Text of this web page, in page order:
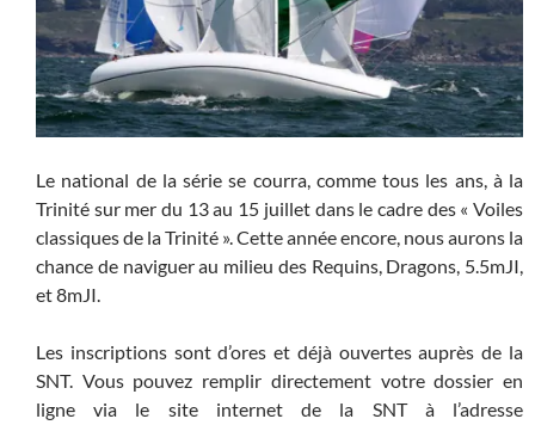
Le national de la série se courra, comme tous les ans, à la
Trinité sur mer du 13 au 15 juillet dans le cadre des « Voiles
classiques de la Trinité ». Cette année encore, nous aurons la
chance de naviguer au milieu des Requins, Dragons, 5.5mJI,
et 8mJI.
Les inscriptions sont d’ores et déjà ouvertes auprès de la
SNT. Vous pouvez remplir directement votre dossier en
ligne via le site internet de la SNT à l’adresse